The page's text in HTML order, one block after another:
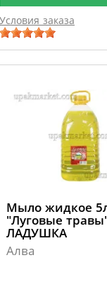
Условия заказа
Мыло жидкое
"Луговые
ЛАДУШКА
Алва